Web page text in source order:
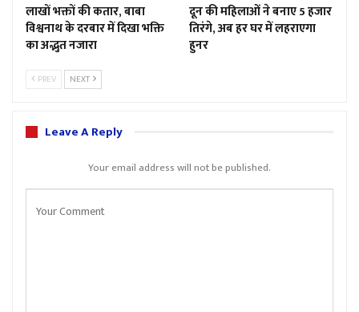
लाखों भक्तों की कतार, बाबा
विश्वनाथ के दरबार में दिखा भक्ति
का अद्भुत नजारा
दून की महिलाओं ने बनाए 5 हजार
तिरंगे, अब हर घर में लहराएगा
हुनर
PREV NEXT
Leave A Reply
Your email address will not be published.